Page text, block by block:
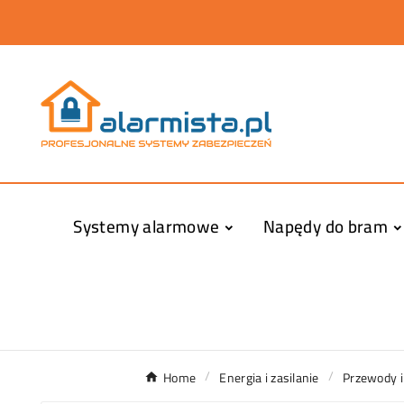
Systemy alarmowe Napędy do bram
Home Energia i zasilanie Przewody